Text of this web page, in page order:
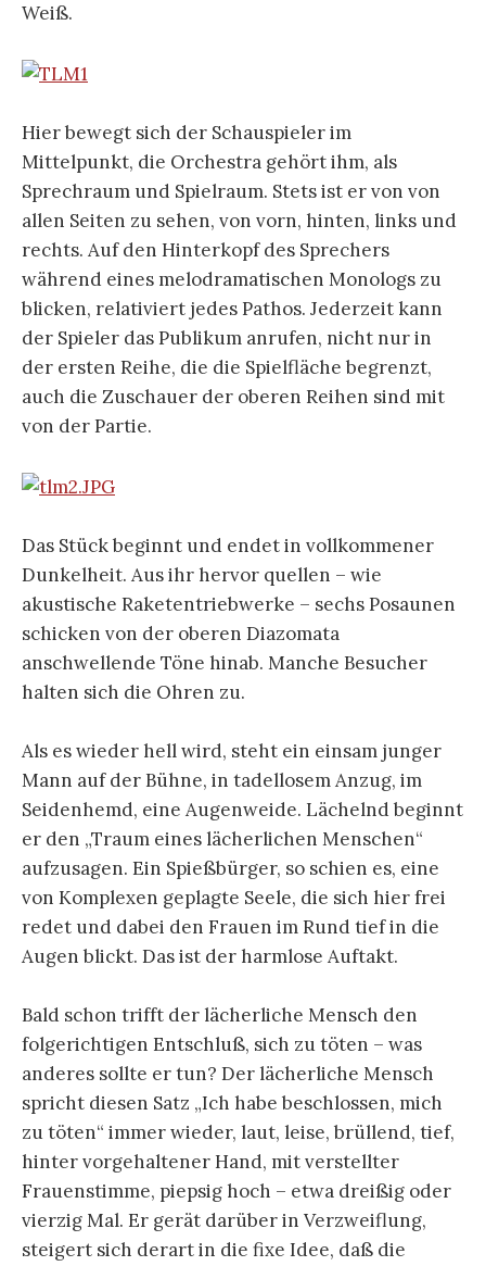
Weiß.
Hier bewegt sich der Schauspieler im
Mittelpunkt, die Orchestra gehört ihm, als
Sprechraum und Spielraum. Stets ist er von von
allen Seiten zu sehen, von vorn, hinten, links und
rechts. Auf den Hinterkopf des Sprechers
während eines melodramatischen Monologs zu
blicken, relativiert jedes Pathos. Jederzeit kann
der Spieler das Publikum anrufen, nicht nur in
der ersten Reihe, die die Spielfläche begrenzt,
auch die Zuschauer der oberen Reihen sind mit
von der Partie.
Das Stück beginnt und endet in vollkommener
Dunkelheit. Aus ihr hervor quellen – wie
akustische Raketentriebwerke – sechs Posaunen
schicken von der oberen Diazomata
anschwellende Töne hinab. Manche Besucher
halten sich die Ohren zu.
Als es wieder hell wird, steht ein einsam junger
Mann auf der Bühne, in tadellosem Anzug, im
Seidenhemd, eine Augenweide. Lächelnd beginnt
er den „Traum eines lächerlichen Menschen“
aufzusagen. Ein Spießbürger, so schien es, eine
von Komplexen geplagte Seele, die sich hier frei
redet und dabei den Frauen im Rund tief in die
Augen blickt. Das ist der harmlose Auftakt.
Bald schon trifft der lächerliche Mensch den
folgerichtigen Entschluß, sich zu töten – was
anderes sollte er tun? Der lächerliche Mensch
spricht diesen Satz „Ich habe beschlossen, mich
zu töten“ immer wieder, laut, leise, brüllend, tief,
hinter vorgehaltener Hand, mit verstellter
Frauenstimme, piepsig hoch – etwa dreißig oder
vierzig Mal. Er gerät darüber in Verzweiflung,
steigert sich derart in die fixe Idee, daß die